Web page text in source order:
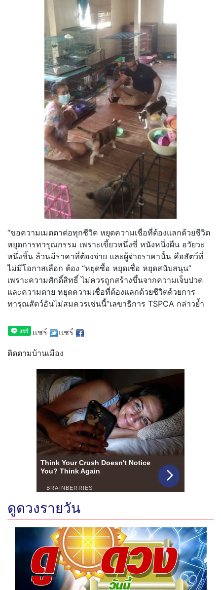
“ขอความเมตตาต่อทุกชีวิต หยุดความเชื่อที่ต้องแลกด้วยชีวิต
หยุดการทารุณกรรม เพราะเขี้ยวหนึ่งซี่ หนังหนึ่งผืน อวัยวะ
หนึ่งชิ้น ล้วนมีราคาที่ต้องจ่าย และผู้จ่ายราคานั้น คือสัตว์ที่
ไม่มีโอกาสเลือก ต้อง “หยุดซื้อ หยุดเชื่อ หยุดสนับสนุน”
เพราะความศักดิ์สิทธิ์ ไม่ควรถูกสร้างขึ้นจากความเจ็บปวด
และความตาย หยุดความเชื่อที่ต้องแลกด้วยชีวิตด้วยการ
ทารุณสัตว์อันไม่สมควรเช่นนี้”เลขาธิการ TSPCA กล่าวย้ำ
แชร์ แชร์
ติดตามบ้านเมือง
ดูดวงรายวัน